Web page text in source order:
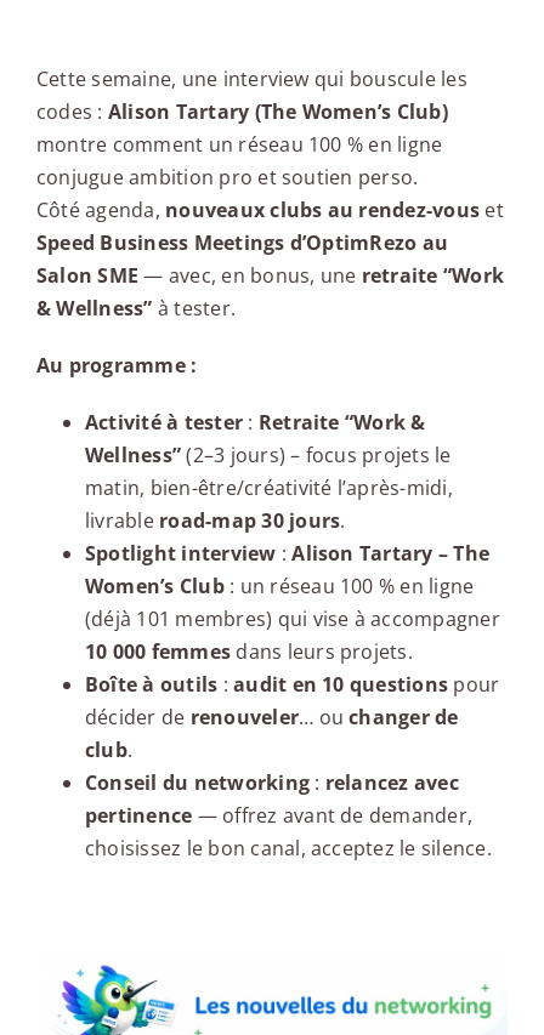
Cette semaine, une interview qui bouscule les
codes : Alison Tartary (The Women’s Club)
montre comment un réseau 100 % en ligne
conjugue ambition pro et soutien perso.
Côté agenda, nouveaux clubs au rendez-vous et
Speed Business Meetings d’OptimRezo au
Salon SME — avec, en bonus, une retraite “Work
& Wellness” à tester.
Au programme :
Activité à tester : Retraite “Work &
Wellness”(2–3 jours) – focus projets le
matin, bien-être/créativité l’après-midi,
livrable road-map 30 jours.
Spotlight interview :Alison Tartary – The
Women’s Club: un réseau 100 % en ligne
(déjà 101 membres) qui vise à accompagner
10 000 femmes dans leurs projets.
Boîte à outils :audit en 10 questions pour
décider de renouveler… ouchanger de
club.
Conseil du networking : relancez avec
pertinence — offrez avant de demander,
choisissez le bon canal, acceptez le silence.